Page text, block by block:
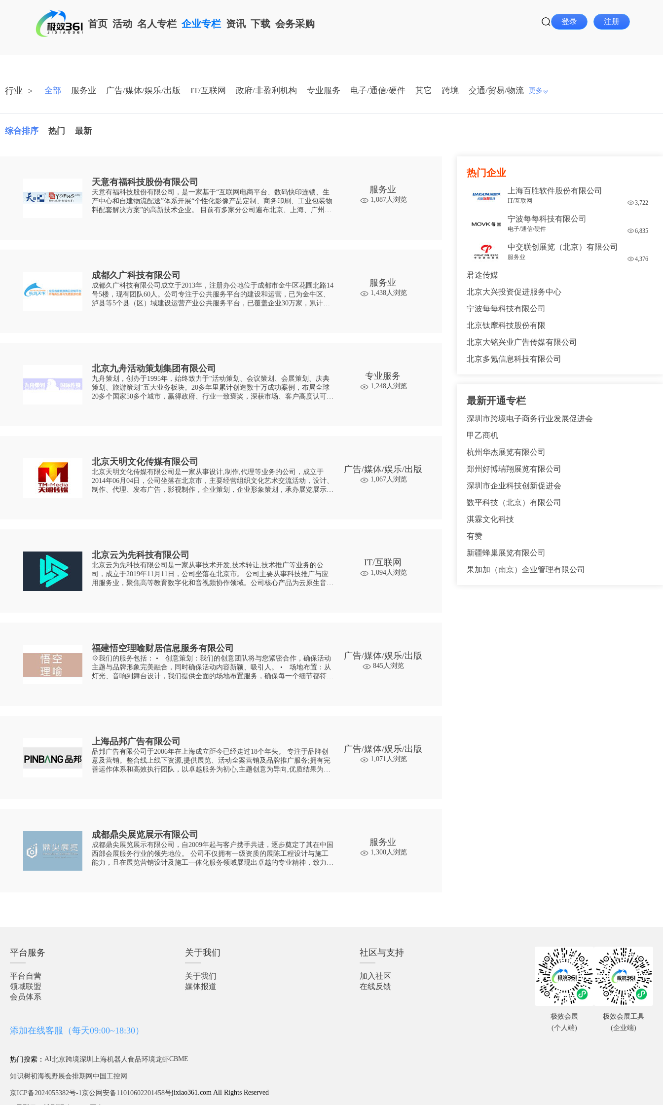
首页 活动 名人专栏 企业专栏 资讯 下载 会务采购 登录 注册
行业 > 全部 服务业 广告/媒体/娱乐/出版 IT/互联网 政府/非盈利机构 专业服务 电子/通信/硬件 其它 跨境 交通/贸易/物流 更多
综合排序 热门 最新
天意有福科技股份有限公司
天意有福科技股份有限公司，是一家基于“互联网电商平台、数码快印连锁、生
产中心和自建物流配送”体系开展“个性化影像产品定制、商务印刷、工业包装物
料配套解决方案”的高新技术企业。 目前有多家分公司遍布北京、上海、广州、
服务业
1,087人浏览
成都久广科技有限公司
成都久广科技有限公司成立于2013年，注册办公地位于成都市金牛区花圃北路14
号5楼，现有团队60人。公司专注于公共服务平台的建设和运营，已为金牛区、
泸县等5个县（区）域建设运营产业公共服务平台，已覆盖企业30万家，累计服
服务业
1,438人浏览
北京九舟活动策划集团有限公司
九舟策划，创办于1995年，始终致力于“活动策划、会议策划、会展策划、庆典
策划、旅游策划”五大业务板块。20多年里累计创造数十万成功案例，布局全球
20多个国家50多个城市，赢得政府、行业一致褒奖，深获市场、客户高度认可。
专业服务
1,248人浏览
北京天明文化传媒有限公司
北京天明文化传媒有限公司是一家从事设计,制作,代理等业务的公司，成立于
2014年06月04日，公司坐落在北京市，主要经营组织文化艺术交流活动，设计、
制作、代理、发布广告，影视制作，企业策划，企业形象策划，承办展览展示，
广告/媒体/娱乐/出版
1,067人浏览
北京云为先科技有限公司
北京云为先科技有限公司是一家从事技术开发,技术转让,技术推广等业务的公
司，成立于2019年11月11日，公司坐落在北京市。 公司主要从事科技推广与应
用服务业，聚焦高等教育数字化和音视频协作领域。公司核心产品为云原生音视
IT/互联网
1,094人浏览
福建悟空理喻财居信息服务有限公司
💠我们的服务包括： • 创意策划：我们的创意团队将与您紧密合作，确保活动
主题与品牌形象完美融合，同时确保活动内容新颖、吸引人。 • 场地布置：从
灯光、音响到舞台设计，我们提供全面的场地布置服务，确保每一个细节都符合
广告/媒体/娱乐/出版
845人浏览
上海品邦广告有限公司
品邦广告有限公司于2006年在上海成立距今已经走过18个年头。 专注于品牌创
意及营销。整合线上线下资源,提供展览、活动全案营销及品牌推广服务;拥有完
善运作体系和高效执行团队，以卓越服务为初心,主题创意为导向,优质结果为目
广告/媒体/娱乐/出版
1,071人浏览
成都鼎尖展览展示有限公司
成都鼎尖展览展示有限公司，自2009年起与客户携手共进，逐步奠定了其在中国
西部会展服务行业的领先地位。 公司不仅拥有一级资质的展陈工程设计与施工
能力，且在展览营销设计及施工一体化服务领域展现出卓越的专业精神，致力于
服务业
1,300人浏览
热门企业
上海百胜软件股份有限公司
IT/互联网 3,722
宁波每每科技有限公司
电子/通信/硬件 6,835
中交联创展览（北京）有限公司
服务业 4,376
君途传媒
北京大兴投资促进服务中心
宁波每每科技有限公司
北京钛摩科技股份有限
北京大铭兴业广告传媒有限公司
北京多氪信息科技有限公司
最新开通专栏
深圳市跨境电子商务行业发展促进会
甲乙商机
杭州华杰展览有限公司
郑州好博瑞翔展览有限公司
深圳市企业科技创新促进会
数平科技（北京）有限公司
淇霖文化科技
有赞
新疆蜂巢展览有限公司
果加加（南京）企业管理有限公司
平台服务
平台自营
领域联盟
会员体系
关于我们
关于我们
媒体报道
社区与支持
加入社区
在线反馈
添加在线客服（每天09:00~18:30）
热门搜索： AI北京跨境深圳 上海机器人食品环境龙虾CBME
知识树初海视野展会排期网 中国工控网
京ICP备2024055382号-1京公网安备11010602201458号jixiao361.com All Rights Reserved
极效会展
(个人端)
极效会展工具
(企业端)